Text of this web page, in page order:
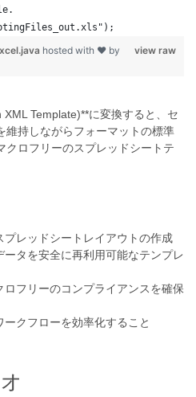
view raw
hosted with ❤ by
XML Template)**に変換すると、セ
維持しながらフォーマットの標準
クロフリーのスプレッドシートテ
レッドシートレイアウトの作成
ータを安全に再利用可能なテンプレ
ロフリーのコンプライアンスを確保
クフローを効率化すること